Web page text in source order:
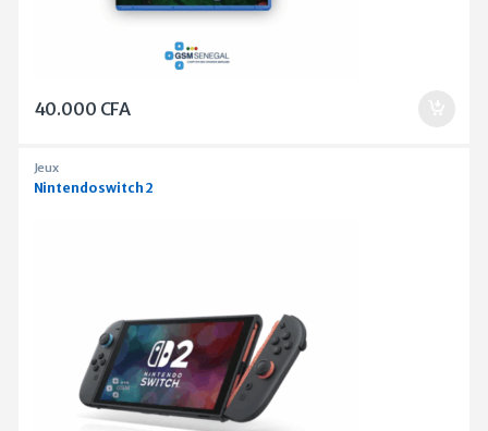
40.000 CFA
Jeux
Nintendo switch 2